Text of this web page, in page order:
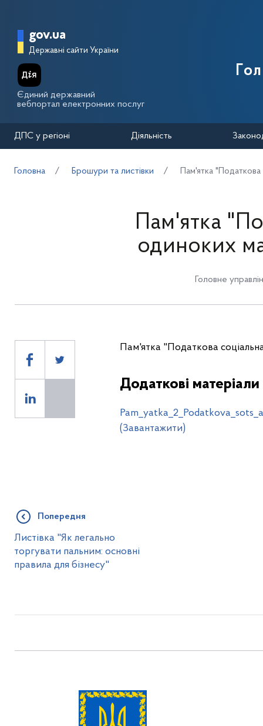
Головна сторінка Державної
gov.ua
Державні сайти України
Єдиний державний
вебпортал електронних послуг
ДПС у регіоні Діяльність
Головна Брошури та листівки Пам'ятка
Пам'ятка
одиноких
Головне
Пам'ятка "Податкова
Додаткові матеріали
(Завантажити)
Попередня
Листівка "Як легально
торгувати пальним: основні
правила для бізнесу"